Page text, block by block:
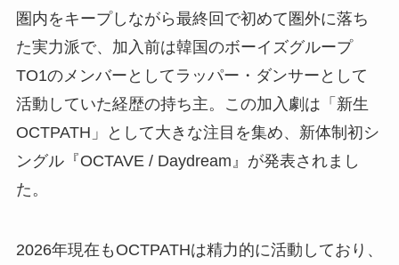
圏内をキープしながら最終回で初めて圏外に落ち
た実力派で、加入前は韓国のボーイズグループ
TO1のメンバーとしてラッパー・ダンサーとして
活動していた経歴の持ち主。この加入劇は「新生
OCTPATH」として大きな注目を集め、新体制初シ
ングル『OCTAVE / Daydream』が発表されまし
た。
2026年現在もOCTPATHは精力的に活動しており、